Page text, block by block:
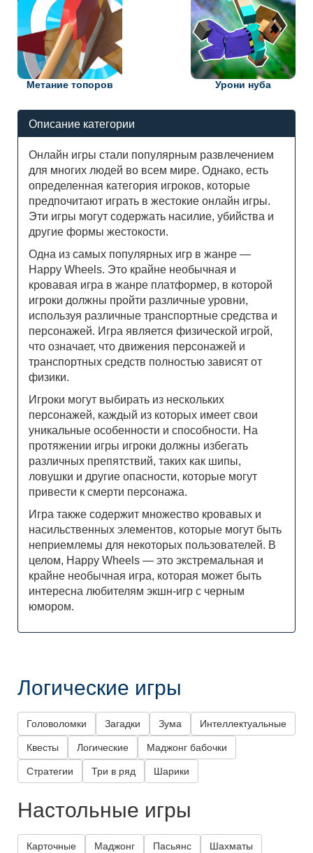
Метание топоров Урони нуба
Описание категории
Онлайн игры стали популярным развлечением
для многих людей во всем мире. Однако, есть
определенная категория игроков, которые
предпочитают играть в жестокие онлайн игры.
Эти игры могут содержать насилие, убийства и
другие формы жестокости.
Одна из самых популярных игр в жанре —
Happy Wheels. Это крайне необычная и
кровавая игра в жанре платформер, в которой
игроки должны пройти различные уровни,
используя различные транспортные средства и
персонажей. Игра является физической игрой,
что означает, что движения персонажей и
транспортных средств полностью зависят от
физики.
Игроки могут выбирать из нескольких
персонажей, каждый из которых имеет свои
уникальные особенности и способности. На
протяжении игры игроки должны избегать
различных препятствий, таких как шипы,
ловушки и другие опасности, которые могут
привести к смерти персонажа.
Игра также содержит множество кровавых и
насильственных элементов, которые могут быть
неприемлемы для некоторых пользователей. В
целом, Happy Wheels — это экстремальная и
крайне необычная игра, которая может быть
интересна любителям экшн-игр с черным
юмором.
Логические игры
Головоломки Загадки Зума Интеллектуальные
Квесты Логические Маджонг бабочки
Стратегии Три в ряд Шарики
Настольные игры
Карточные Маджонг Пасьянс Шахматы